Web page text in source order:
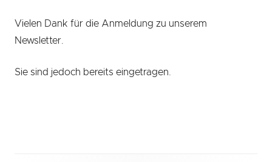
Vielen Dank für die Anmeldung zu unserem
Newsletter.
Sie sind jedoch bereits eingetragen.